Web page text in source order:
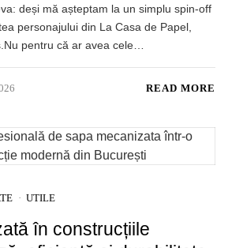
deși mă așteptam la un simplu spin-off
personajului din La Casa de Papel,
pentru că ar avea cele…
READ MORE
UTILE
în construcțiile